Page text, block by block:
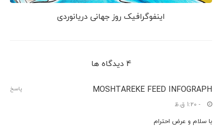
اینفوگرافیک روز جهانی دریانوردی
4 دیدگاه ها
MOSHTAREKE FEED INFOGRAPH
- 1:20 ق.ظ
با سلام و عرض احترام
پاسخ